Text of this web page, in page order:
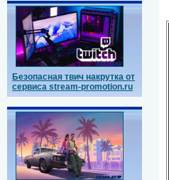
Безопасная твич накрутка от
сервиса stream-promotion.ru